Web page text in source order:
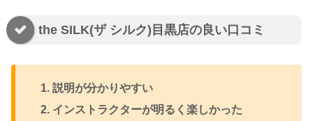
the SILK(ザ シルク)目黒店の良い口コミ
説明が分かりやすい
インストラクターが明るく楽しかった